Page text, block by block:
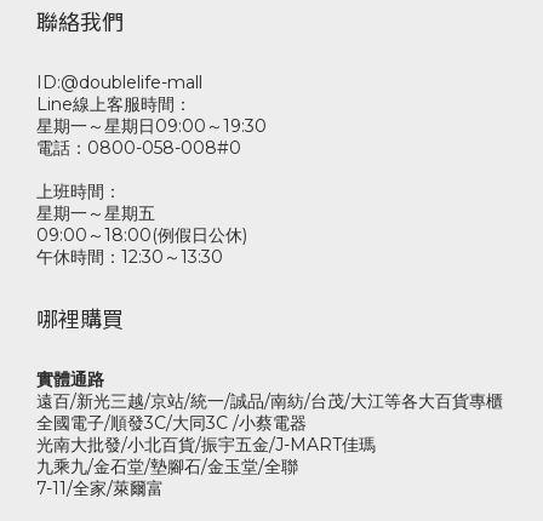
聯絡我們
ID:@doublelife-mall
Line線上客服時間：
星期一～星期日09:00～19:30
電話：0800-058-008#0
上班時間：
星期一～星期五
09:00～18:00(例假日公休)
午休時間：12:30～13:30
哪裡購買
實體通路
遠百/新光三越/京站/統一/誠品/南紡/台茂/大江等各大百貨專櫃
全國電子/順發3C/大同3C /小蔡電器
光南大批發/小北百貨/振宇五金/J-MART佳瑪
九乘九/金石堂/墊腳石/金玉堂/全聯
7-11/全家/萊爾富